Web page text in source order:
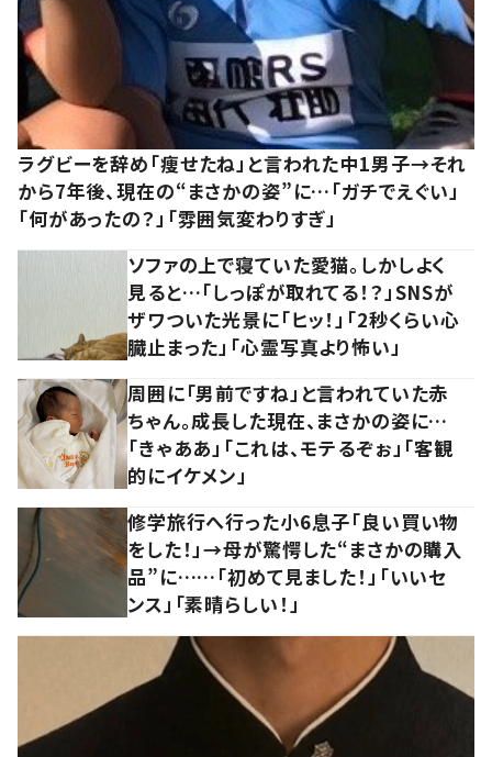
ラグビーを辞め「痩せたね」と言われた中1男子→それ
から7年後、現在の“まさかの姿”に…「ガチでえぐい」
「何があったの？」「雰囲気変わりすぎ」
ソファの上で寝ていた愛猫。しかしよく
見ると…「しっぽが取れてる！？」SNSが
ザワついた光景に「ヒッ！」「2秒くらい心
臓止まった」「心霊写真より怖い」
周囲に「男前ですね」と言われていた赤
ちゃん。成長した現在、まさかの姿に…
「きゃああ」「これは、モテるぞぉ」「客観
的にイケメン」
修学旅行へ行った小6息子「良い買い物
をした！」→母が驚愕した“まさかの購入
品”に……「初めて見ました！」「いいセ
ンス」「素晴らしい！」